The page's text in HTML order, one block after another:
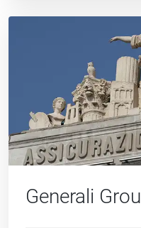
Generali